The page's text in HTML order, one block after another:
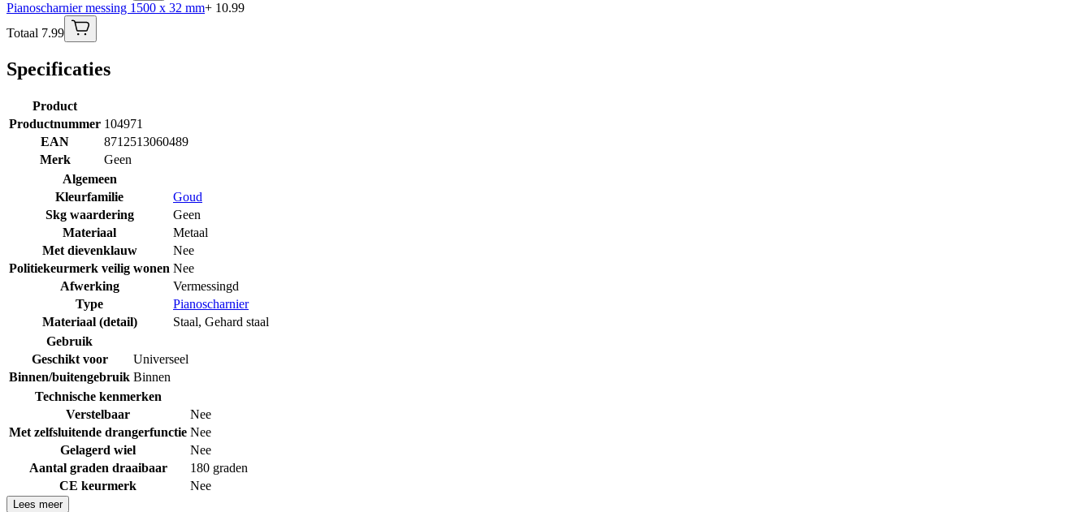
Pianoscharnier messing 1500 x 32 mm+ 10.99
Totaal 7.99
Specificaties
Product
Productnummer 104971
EAN
8712513060489
Merk
Geen
Algemeen
Kleurfamilie
Goud
Skg waardering
Geen
Materiaal
Metaal
Met dievenklauw
Nee
Politiekeurmerk veilig wonen Nee
Afwerking
Vermessingd
Type
Pianoscharnier
Materiaal (detail)
Staal, Gehard staal
Gebruik
Geschikt voor
Universeel
Binnen/buitengebruik Binnen
Technische kenmerken
Verstelbaar
Nee
Met zelfsluitende drangerfunctie Nee
Gelagerd wiel
Nee
Aantal graden draaibaar
180 graden
CE keurmerk
Nee
Lees meer